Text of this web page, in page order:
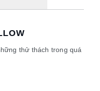
thử thách trong quá